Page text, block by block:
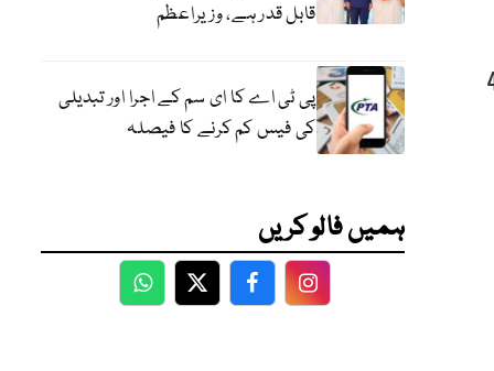
زائد ہے اور 44
قابل قدر ہے، وزیراعظم
پی ٹی اے کا ای سم کے اجرا اور تبدیلی
کی فیس کم کرنے کا فیصلہ
ہمیں فالو کریں
WhatsApp
TwitterFacebookFacebook